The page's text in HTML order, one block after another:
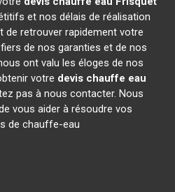
et nos délais de réalisation
de retrouver rapidement votre
de nos garanties et de nos
ont valu les éloges de nos
votre devis chauffe eau
pas à nous contacter. Nous
vous aider à résoudre vos
de chauffe-eau